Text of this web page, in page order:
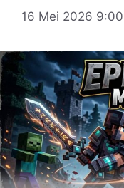
16 Mei 2026